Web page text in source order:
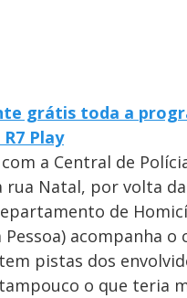
grátis toda a
Play
a Central de
rua Natal, por volta
de
Pessoa) acompanha o
pistas dos
o que teria